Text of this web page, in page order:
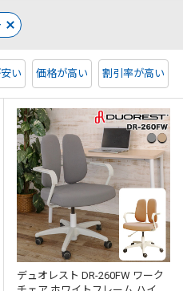
い 価格が高い 割引率が高い
デュオレスト DR-260FW ワーク